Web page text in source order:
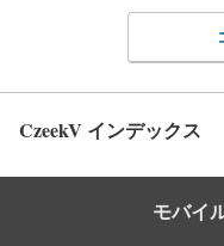
CzeekV インデックス
モバイ